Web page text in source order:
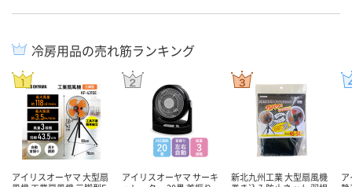
冷房用品の売れ筋ランキング
アイリスオーヤマ 大型扇
アイリスオーヤマ サーキ
新北九州工業 大型扇風機